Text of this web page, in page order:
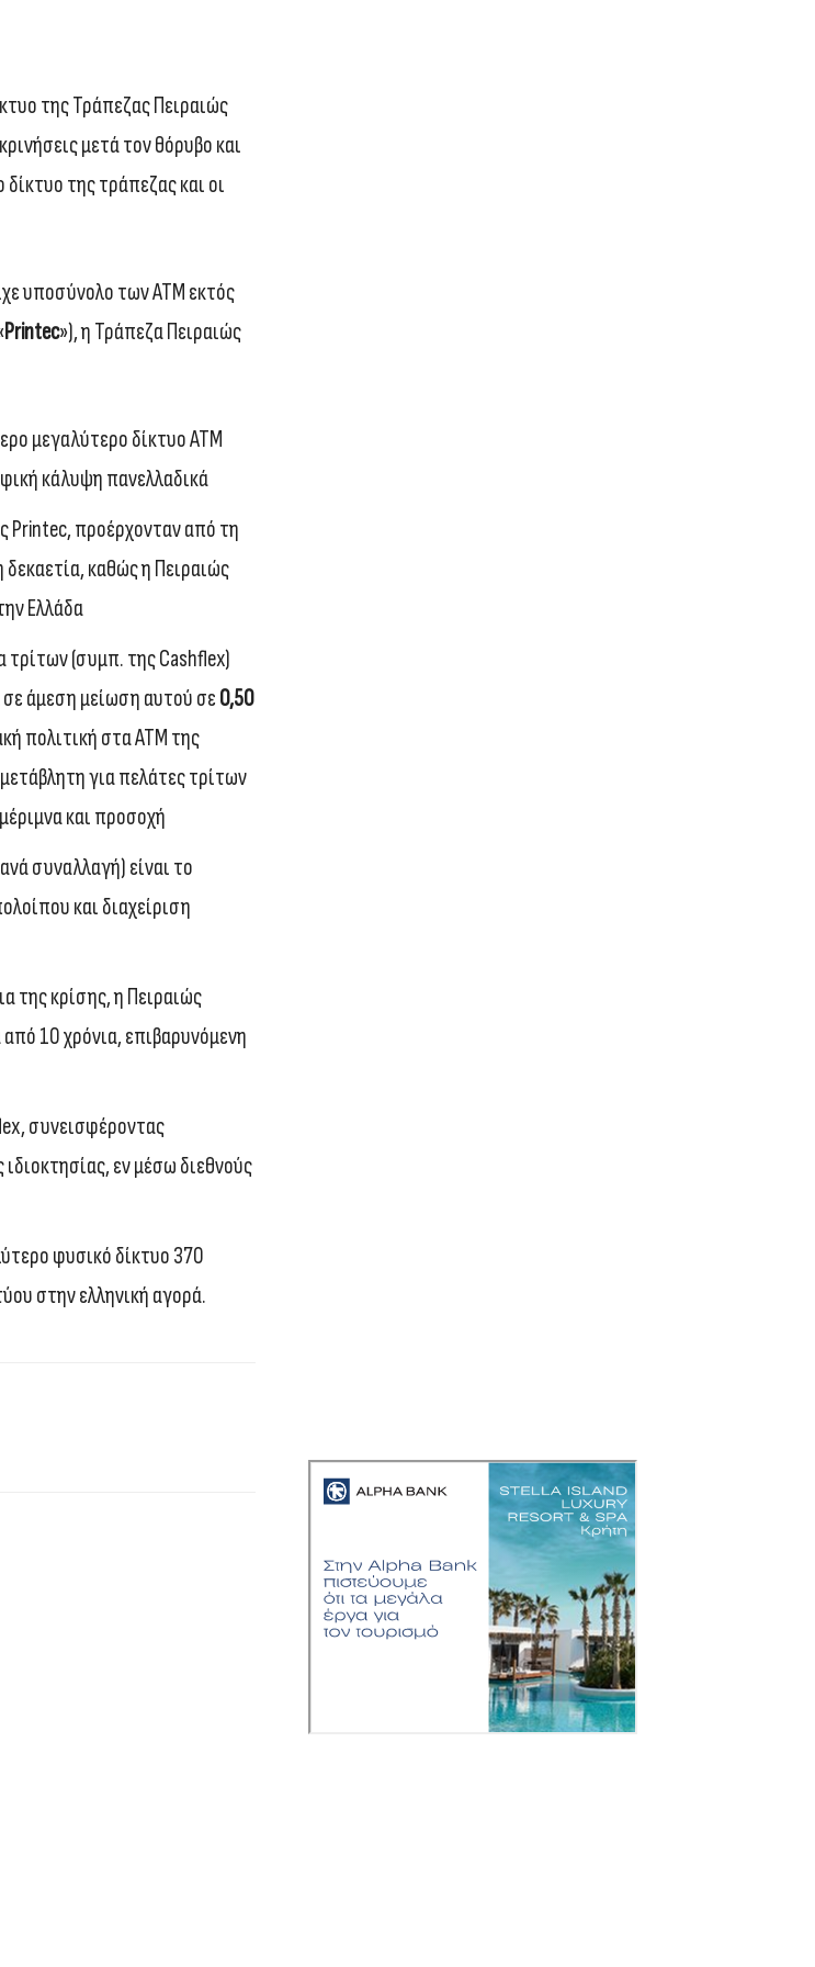
της Τράπεζας Πειραιώς
μετά τον θόρυβο και
της τράπεζας και οι
υποσύνολο των ΑΤΜ εκτός
Printec»), η Τράπεζα Πειραιώς
μεγαλύτερο δίκτυο ΑΤΜ
κάλυψη πανελλαδικά
Printec, προέρχονταν από τη
καθώς η Πειραιώς
Ελλάδα
τρίτων (συμπ. της Cashflex)
άμεση μείωση αυτού σε0,50
πολιτική στα ΑΤΜ της
για πελάτες τρίτων
και προσοχή
ανά συναλλαγή) είναι το
και διαχείριση
της κρίσης, η Πειραιώς
10 χρόνια, επιβαρυνόμενη
συνεισφέροντας
εν μέσω διεθνούς
φυσικό δίκτυο 370
στην ελληνική αγορά.